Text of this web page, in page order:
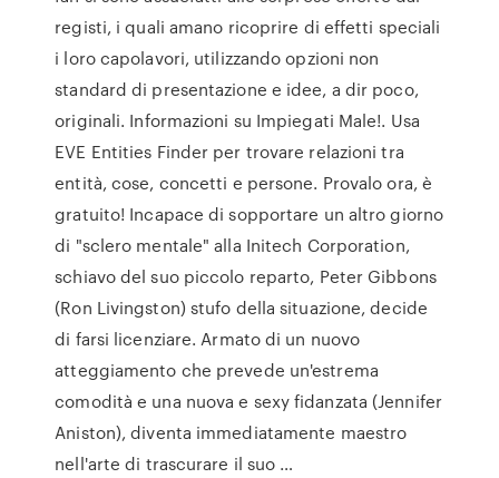
registi, i quali amano ricoprire di effetti speciali
i loro capolavori, utilizzando opzioni non
standard di presentazione e idee, a dir poco,
originali. Informazioni su Impiegati Male!. Usa
EVE Entities Finder per trovare relazioni tra
entità, cose, concetti e persone. Provalo ora, è
gratuito! Incapace di sopportare un altro giorno
di "sclero mentale" alla Initech Corporation,
schiavo del suo piccolo reparto, Peter Gibbons
(Ron Livingston) stufo della situazione, decide
di farsi licenziare. Armato di un nuovo
atteggiamento che prevede un'estrema
comodità e una nuova e sexy fidanzata (Jennifer
Aniston), diventa immediatamente maestro
nell'arte di trascurare il suo …